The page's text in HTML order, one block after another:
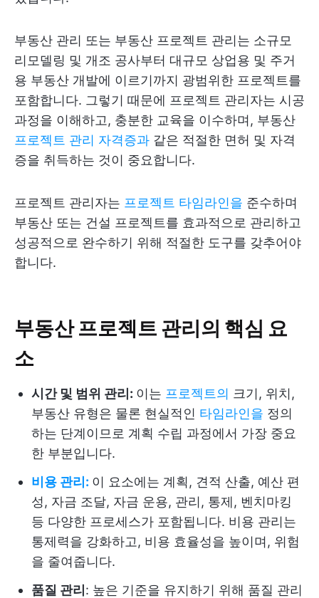
부동산 관리 또는 부동산 프로젝트 관리는 소규모
리모델링 및 개조 공사부터 대규모 상업용 및 주거
용 부동산 개발에 이르기까지 광범위한 프로젝트를
포함합니다. 그렇기 때문에 프로젝트 관리자는 시공
과정을 이해하고, 충분한 교육을 이수하며, 부동산
프로젝트 관리 자격증과 같은 적절한 면허 및 자격
증을 취득하는 것이 중요합니다.
프로젝트 관리자는 프로젝트 타임라인을 준수하며
부동산 또는 건설 프로젝트를 효과적으로 관리하고
성공적으로 완수하기 위해 적절한 도구를 갖추어야
합니다.
부동산 프로젝트 관리의 핵심 요
소
시간 및 범위 관리: 이는 프로젝트의 크기, 위치,
부동산 유형은 물론 현실적인 타임라인을 정의
하는 단계이므로 계획 수립 과정에서 가장 중요
한 부분입니다.
비용 관리: 이 요소에는 계획, 견적 산출, 예산 편
성, 자금 조달, 자금 운용, 관리, 통제, 벤치마킹
등 다양한 프로세스가 포함됩니다. 비용 관리는
통제력을 강화하고, 비용 효율성을 높이며, 위험
을 줄여줍니다.
품질 관리 : 높은 기준을 유지하기 위해 품질 관리